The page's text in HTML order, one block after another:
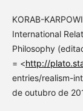
KORAB-
International
Philosophy
= <http://
entries/realism-
de outubro de